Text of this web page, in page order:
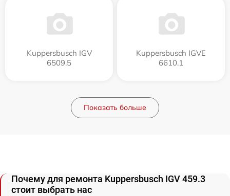
Kuppersbusch IGV
6509.5
Kuppersbusch IGVE
6610.1
Показать больше
Почему для ремонта Kuppersbusch IGV 459.3
стоит выбрать нас